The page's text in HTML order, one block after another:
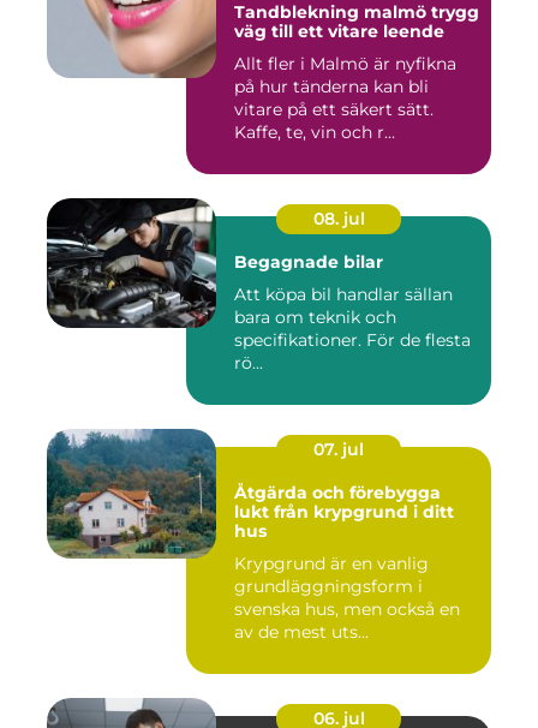
Tandblekning malmö trygg
väg till ett vitare leende
Allt fler i Malmö är nyfikna
på hur tänderna kan bli
vitare på ett säkert sätt.
Kaffe, te, vin och r...
08. jul
Begagnade bilar
Att köpa bil handlar sällan
bara om teknik och
specifikationer. För de flesta
rö...
07. jul
Åtgärda och förebygga
lukt från krypgrund i ditt
hus
Krypgrund är en vanlig
grundläggningsform i
svenska hus, men också en
av de mest uts...
06. jul